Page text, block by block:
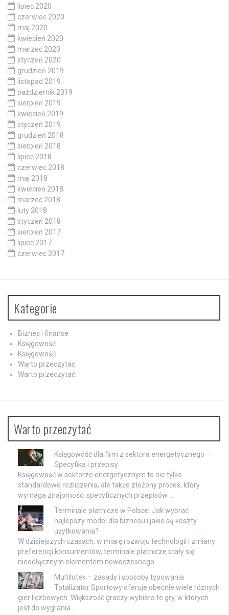
lipiec 2020
czerwiec 2020
maj 2020
kwiecień 2020
marzec 2020
styczeń 2020
grudzień 2019
listopad 2019
październik 2019
sierpień 2019
kwiecień 2019
styczeń 2019
grudzień 2018
sierpień 2018
lipiec 2018
czerwiec 2018
maj 2018
kwiecień 2018
marzec 2018
luty 2018
styczeń 2018
sierpień 2017
lipiec 2017
czerwiec 2017
Kategorie
Biznes i finanse
Księgowość
Księgowość
Warto przeczytać
Warto przeczytać
Warto przeczytać
Księgowość dla firm z sektora energetycznego –
Specyfika i przepisy
Księgowość w sektorze energetycznym to nie tylko
standardowe rozliczenia, ale także złożony proces, który
wymaga znajomości specyficznych przepisów …
Terminale płatnicze w Polsce: Jak wybrać
najlepszy model dla biznesu i jakie są koszty
użytkowania?
W dzisiejszych czasach, w miarę rozwoju technologii i zmiany
preferencji konsumentów, terminale płatnicze stały się
nieodłącznym elementem nowoczesnego …
Multilotek – zasady i sposoby typowania
Totalizator Sportowy oferuje obecnie wiele różnych
gier liczbowych. Większość graczy wybiera te gry, w których
jest do wygrania …